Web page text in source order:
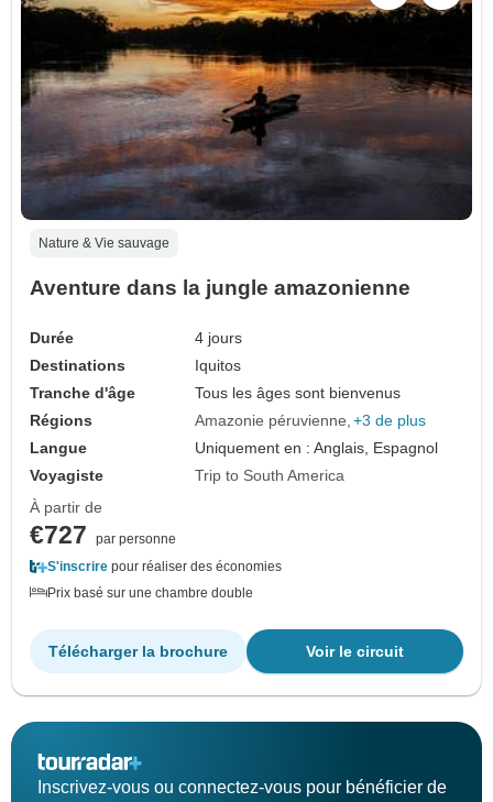
Nature & Vie sauvage
Aventure dans la jungle amazonienne
Durée
4 jours
Destinations
Iquitos
Tranche d'âge
Tous les âges sont bienvenus
Régions
Amazonie péruvienne +3 de plus
Langue
Uniquement en : Anglais, Espagnol
Voyagiste
Trip to South America
À partir de
€727
par personne
S'inscrire pour réaliser des économies
Prix basé sur une chambre double
Voir le circuit
Télécharger la brochure
Inscrivez-vous ou connectez-vous pour bénéficier de